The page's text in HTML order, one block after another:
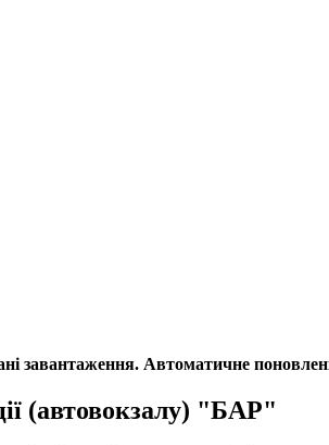
завантаження. Автоматичне
(автовокзалу) "БАР"